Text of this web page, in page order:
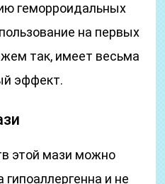
геморроидальных
на первых
так, имеет весьма
эффект.
этой мази можно
гипоаллергенна и не